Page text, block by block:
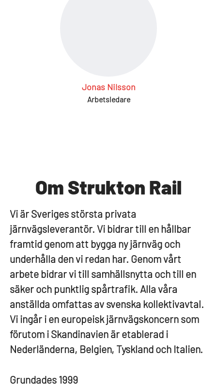
Jonas Nilsson
Arbetsledare
Om Strukton Rail
Vi är Sveriges största privata
järnvägsleverantör. Vi bidrar till en hållbar
framtid genom att bygga ny järnväg och
underhålla den vi redan har. Genom vårt
arbete bidrar vi till samhällsnytta och till en
säker och punktlig spårtrafik. Alla våra
anställda omfattas av svenska kollektivavtal.
Vi ingår i en europeisk järnvägskoncern som
förutom i Skandinavien är etablerad i
Nederländerna, Belgien, Tyskland och Italien.
Grundades 1999